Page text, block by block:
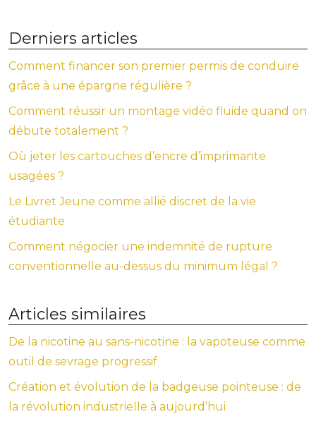
Derniers articles
Comment financer son premier permis de conduire
grâce à une épargne régulière ?
Comment réussir un montage vidéo fluide quand on
débute totalement ?
Où jeter les cartouches d’encre d’imprimante
usagées ?
Le Livret Jeune comme allié discret de la vie
étudiante
Comment négocier une indemnité de rupture
conventionnelle au-dessus du minimum légal ?
Articles similaires
De la nicotine au sans-nicotine : la vapoteuse comme
outil de sevrage progressif
Création et évolution de la badgeuse pointeuse : de
la révolution industrielle à aujourd’hui